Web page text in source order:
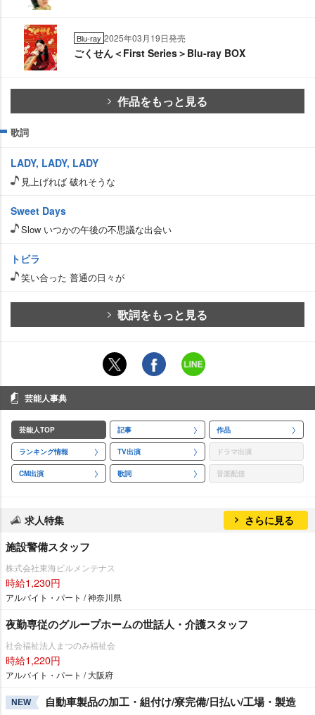
Blu-ray 2025年03月19日発売
ごくせん＜First Series＞Blu-ray BOX
作品をもっと見る
歌詞
LADY, LADY, LADY
見上げれば 破れそうな
Sweet Days
Slow いつかの午後の不思議な出会い
トビラ
笑い合った 普通の日々が
歌詞をもっと見る
芸能人事典
芸能人TOP 記事 作品
ランキング情報 TV出演 ドラマ出演
CM出演 歌詞 音楽配信
求人特集 さらに見る
施設警備スタッフ
株式会社東海ビルメンテナス
時給1,230円
アルバイト・パート / 神奈川県
夜勤専従のグループホームの世話人・介護スタッフ
社会福祉法人まつのみ福祉会
時給1,220円
アルバイト・パート / 大阪府
NEW 自動車製品の加工・組付け/寮完備/日払い/工場・製造